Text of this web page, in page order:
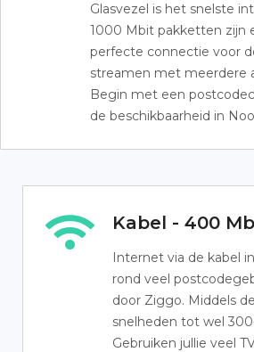
Glasvezel is het snelste
1000 Mbit pakketten zijn
perfecte connectie voor
streamen met meerdere
Begin met een
de beschikbaarheid in
Kabel - 400
Internet via de kabel
rond veel
door Ziggo. Middels
snelheden tot wel
Gebruiken jullie veel